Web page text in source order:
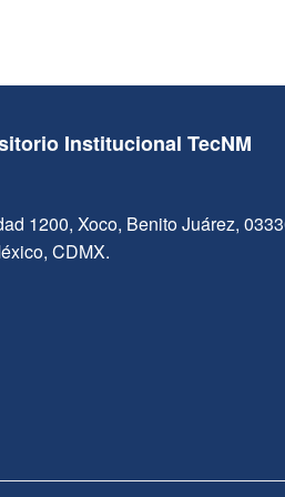
Institucional TecNM
1200, Xoco, Benito Juárez,
CDMX.